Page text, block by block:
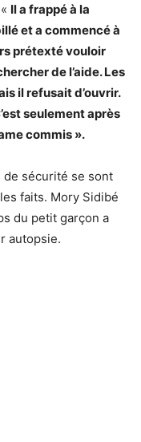
Il a frappé à la
et a commencé à
prétexté vouloir
de l’aide. Les
il refusait d’ouvrir.
seulement après
commis ».
sécurité se sont
faits. Mory Sidibé
du petit garçon a
autopsie.